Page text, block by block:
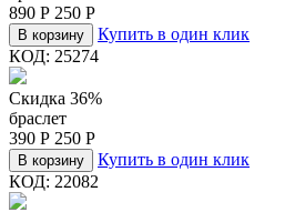
890 Р 250 Р
В корзину
Купить в один клик
КОД: 25274
Скидка 36%
браслет
390 Р 250 Р
В корзину
Купить в один клик
КОД: 22082